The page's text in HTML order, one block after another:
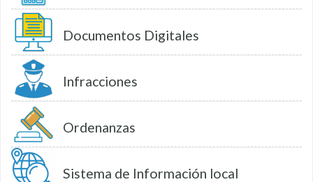
Documentos Digitales
Infracciones
Ordenanzas
Sistema de Información local